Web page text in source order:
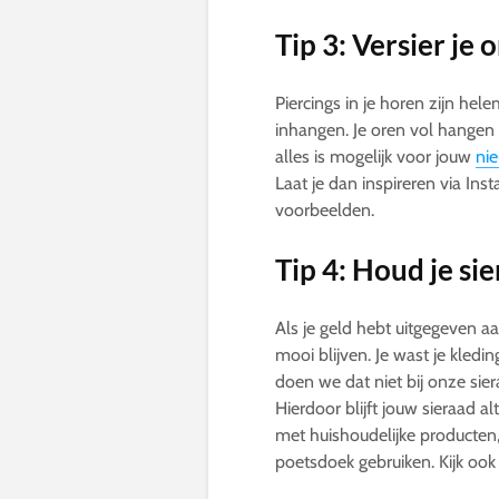
Tip 3: Versier je
Piercings in je horen zijn
inhangen. Je oren vol
alles is mogelijk voor jouw
Laat je dan inspireren via
voorbeelden.
Tip 4: Houd je
Als je geld hebt uitgegeven
mooi blijven. Je wast je
doen we dat niet bij onze
Hierdoor blijft jouw sieraad
met huishoudelijke
poetsdoek gebruiken. Kijk